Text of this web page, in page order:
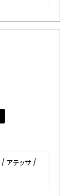
/ アテッサ /